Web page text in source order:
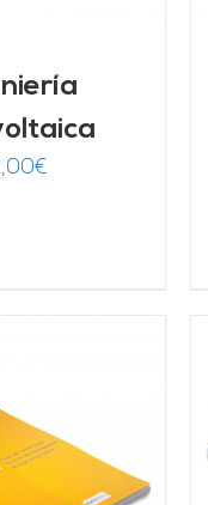
€
AL CARRITO